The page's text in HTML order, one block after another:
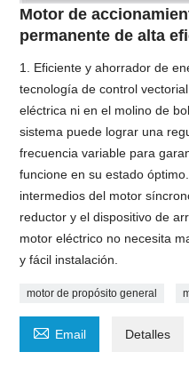
Motor de
permanente de alta
1. Eficiente y ahorrador de
tecnología de control
eléctrica ni en el molino de
sistema puede lograr una
frecuencia variable para
funcione en su estado
intermedios del motor
reductor y el dispositivo de
motor eléctrico no necesita
y fácil instalación.
motor de propósito general
 Email Detalles